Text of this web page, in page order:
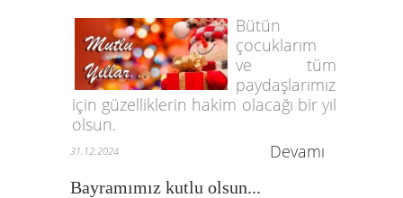
Bütün
çocuklarım
ve tüm
paydaşlarımız
için güzelliklerin hakim olacağı bir yıl
olsun.
31.12.2024 Devamı
Bayramımız kutlu olsun...